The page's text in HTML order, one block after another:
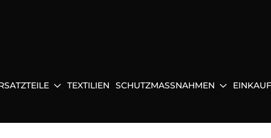
TEXTILIEN SCHUTZMASSNAHMEN